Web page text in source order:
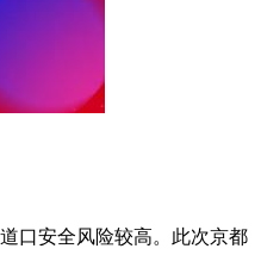
口安全风险较高。此次京都